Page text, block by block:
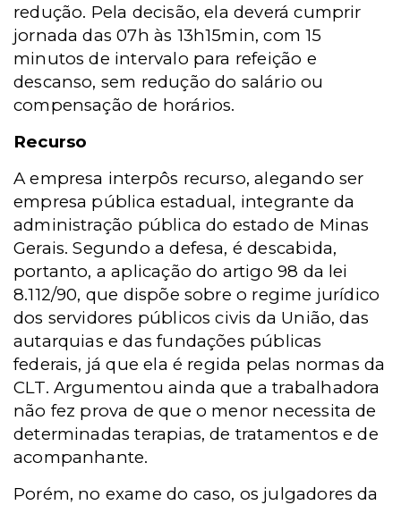
redução. Pela decisão, ela deverá cumprir
jornada das 07h às 13h15min, com 15
minutos de intervalo para refeição e
descanso, sem redução do salário ou
compensação de horários.
Recurso
A empresa interpôs recurso, alegando ser
empresa pública estadual, integrante da
administração pública do estado de Minas
Gerais. Segundo a defesa, é descabida,
portanto, a aplicação do artigo 98 da lei
8.112/90, que dispõe sobre o regime jurídico
dos servidores públicos civis da União, das
autarquias e das fundações públicas
federais, já que ela é regida pelas normas da
CLT. Argumentou ainda que a trabalhadora
não fez prova de que o menor necessita de
determinadas terapias, de tratamentos e de
acompanhante.
Porém, no exame do caso, os julgadores da